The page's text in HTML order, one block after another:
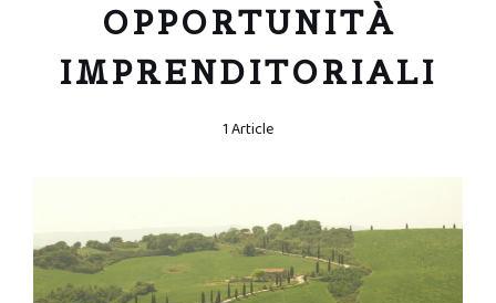
OPPORTUNITÀ
IMPRENDITORIALI
1 Article